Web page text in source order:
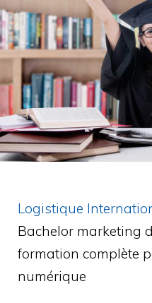
Logistique
Bachelor marketing
formation complète
numérique